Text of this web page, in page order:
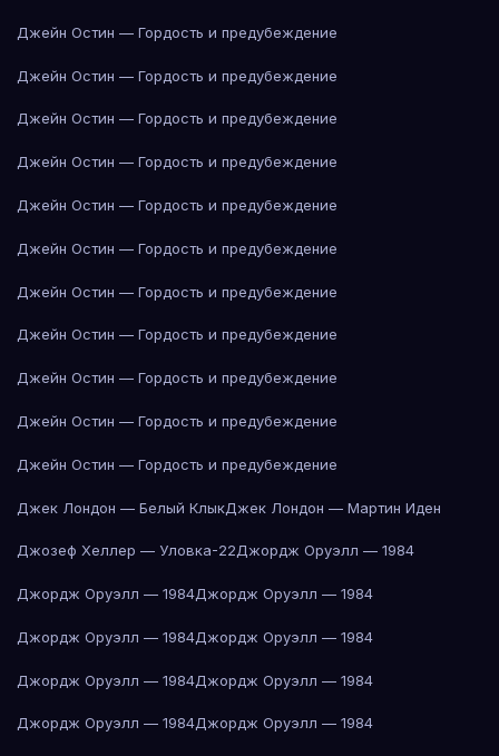
Джейн Остин — Гордость и предубеждение
Джейн Остин — Гордость и предубеждение
Джейн Остин — Гордость и предубеждение
Джейн Остин — Гордость и предубеждение
Джейн Остин — Гордость и предубеждение
Джейн Остин — Гордость и предубеждение
Джейн Остин — Гордость и предубеждение
Джейн Остин — Гордость и предубеждение
Джейн Остин — Гордость и предубеждение
Джейн Остин — Гордость и предубеждение
Джейн Остин — Гордость и предубеждение
Джек Лондон — Белый КлыкДжек Лондон — Мартин Иден
Джозеф Хеллер — Уловка-22Джордж Оруэлл — 1984
Джордж Оруэлл — 1984Джордж Оруэлл — 1984
Джордж Оруэлл — 1984Джордж Оруэлл — 1984
Джордж Оруэлл — 1984Джордж Оруэлл — 1984
Джордж Оруэлл — 1984Джордж Оруэлл — 1984